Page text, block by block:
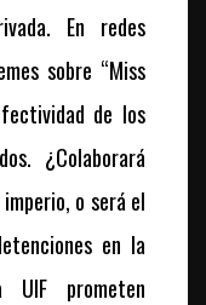
En redes
sobre “Miss
de los
¿Colaborará
o será el
en la
prometen